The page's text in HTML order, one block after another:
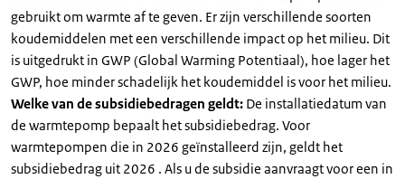
gebruikt om warmte af te geven. Er zijn verschillende soorten
koudemiddelen met een verschillende impact op het milieu. Dit
is uitgedrukt in GWP (Global Warming Potentiaal), hoe lager het
GWP, hoe minder schadelijk het koudemiddel is voor het milieu.
Welke van de subsidiebedragen geldt: De installatiedatum van
de warmtepomp bepaalt het subsidiebedrag. Voor
warmtepompen die in 2026 geïnstalleerd zijn, geldt het
subsidiebedrag uit 2026 . Als u de subsidie aanvraagt voor een in